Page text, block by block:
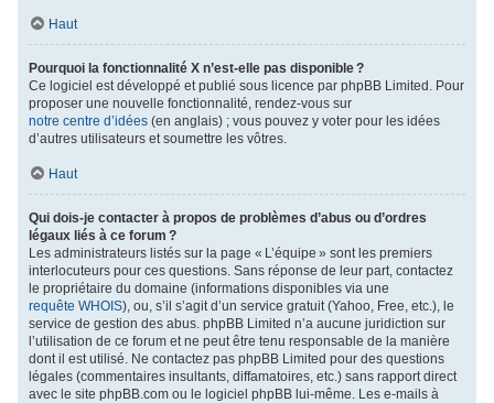
Haut
Pourquoi la fonctionnalité X n’est-elle pas disponible ?
Ce logiciel est développé et publié sous licence par phpBB Limited. Pour
proposer une nouvelle fonctionnalité, rendez-vous sur
notre centre d’idées (en anglais) ; vous pouvez y voter pour les idées
d’autres utilisateurs et soumettre les vôtres.
Haut
Qui dois-je contacter à propos de problèmes d’abus ou d’ordres
légaux liés à ce forum ?
Les administrateurs listés sur la page « L’équipe » sont les premiers
interlocuteurs pour ces questions. Sans réponse de leur part, contactez
le propriétaire du domaine (informations disponibles via une
requête WHOIS), ou, s’il s’agit d’un service gratuit (Yahoo, Free, etc.), le
service de gestion des abus. phpBB Limited n’a aucune juridiction sur
l’utilisation de ce forum et ne peut être tenu responsable de la manière
dont il est utilisé. Ne contactez pas phpBB Limited pour des questions
légales (commentaires insultants, diffamatoires, etc.) sans rapport direct
avec le site phpBB.com ou le logiciel phpBB lui-même. Les e-mails à